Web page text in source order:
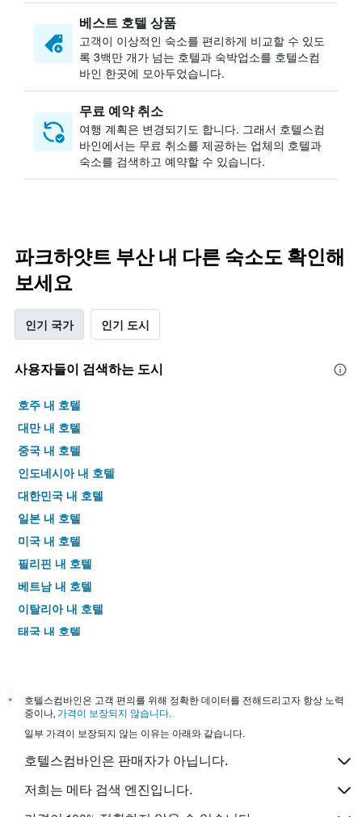
베스트 호텔 상품
고객이 이상적인 숙소를 편리하게 비교할 수 있도
록 3백만 개가 넘는 호텔과 숙박업소를 호텔스컴
바인 한곳에 모아두었습니다.
무료 예약 취소
여행 계획은 변경되기도 합니다. ​그래서 호텔스컴
바인에서는 무료 취소를 제공하는 업체의 호텔과
숙소를 검색하고 예약할 수 있습니다.
파크하얏트 부산 내 다른 숙소도 확인해
보세요
인기 국가 인기 도시
사용자들이 검색하는 도시
호주 내 호텔
대만 내 호텔
중국 내 호텔
인도네시아 내 호텔
대한민국 내 호텔
일본 내 호텔
미국 내 호텔
필리핀 내 호텔
베트남 내 호텔
이탈리아 내 호텔
태국 내 호텔
*
호텔스컴바인은 고객 편의를 위해 정확한 데이터를 전해드리고자 항상 노력
중이나, 가격이 보장되지 않습니다.
일부 가격이 보장되지 않는 이유는 아래와 같습니다.
호텔스컴바인은 판매자가 아닙니다.
저희는 메타 검색 엔진입니다.